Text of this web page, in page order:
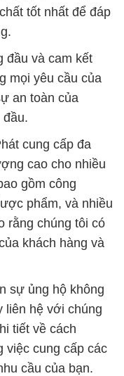
tốt nhất để đáp
đầu và cam kết
mọi yêu cầu của
an toàn của
đầu.
cung cấp đa
cao cho nhiều
gồm công
phẩm, và nhiều
rằng chúng tôi có
khách hàng và
sự ủng hộ không
liên hệ với chúng
tiết về cách
việc cung cấp các
cầu của bạn.